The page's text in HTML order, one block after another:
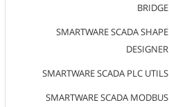
BRIDGE
SMARTWARE SCADA SHAPE
DESIGNER
SMARTWARE SCADA PLC UTILS
SMARTWARE SCADA MODBUS